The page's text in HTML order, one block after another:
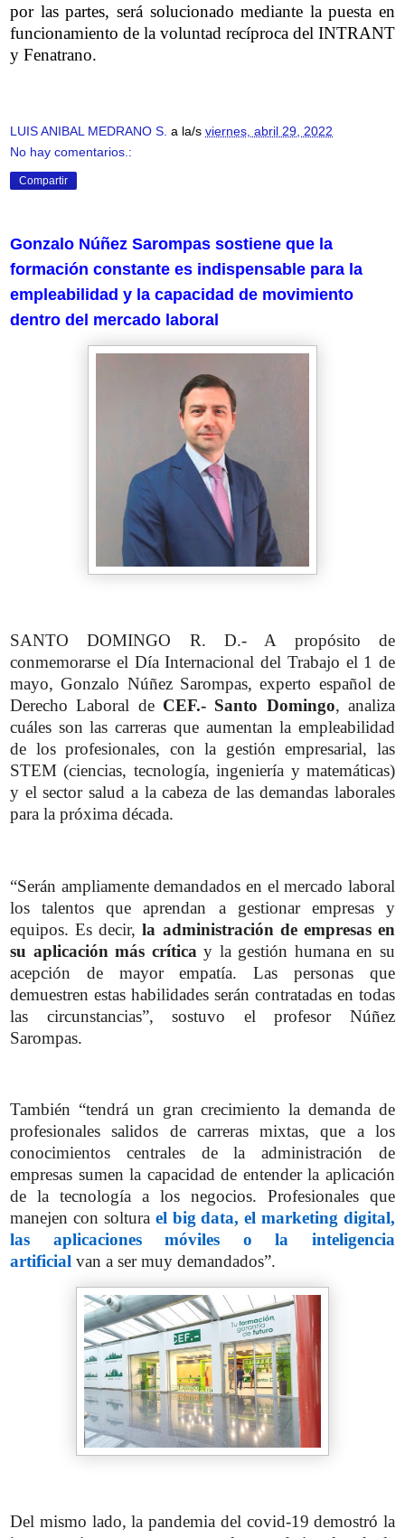
por las partes, será solucionado mediante la puesta en
funcionamiento de la voluntad recíproca del INTRANT
y Fenatrano.
LUIS ANIBAL MEDRANO S. a la/s viernes, abril 29, 2022
No hay comentarios.:
Compartir
Gonzalo Núñez Sarompas sostiene que la
formación constante es indispensable para la
empleabilidad y la capacidad de movimiento
dentro del mercado laboral
SANTO DOMINGO R. D.- A propósito de
conmemorarse el Día Internacional del Trabajo el 1 de
mayo, Gonzalo Núñez Sarompas, experto español de
Derecho Laboral de CEF.- Santo Domingo, analiza
cuáles son las carreras que aumentan la empleabilidad
de los profesionales, con la gestión empresarial, las
STEM (ciencias, tecnología, ingeniería y matemáticas)
y el sector salud a la cabeza de las demandas laborales
para la próxima década.
“Serán ampliamente demandados en el mercado laboral
los talentos que aprendan a gestionar empresas y
equipos. Es decir,la administración de empresas en
su aplicación más crítica y la gestión humana en su
acepción de mayor empatía. Las personas que
demuestren estas habilidades serán contratadas en todas
las circunstancias”, sostuvo el profesor Núñez
Sarompas.
También “tendrá un gran crecimiento la demanda de
profesionales salidos de carreras mixtas, que a los
conocimientos centrales de la administración de
empresas sumen la capacidad de entender la aplicación
de la tecnología a los negocios. Profesionales que
manejen con soltura el big data, el marketing digital,
las aplicaciones móviles o la inteligencia
artificial van a ser muy demandados”.
Del mismo lado, la pandemia del covid-19 demostró la